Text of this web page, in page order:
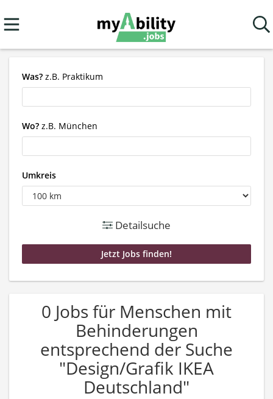
Was? z.B. Praktikum
Wo? z.B. München
Umkreis
Detailsuche
0 Jobs für Menschen mit
Behinderungen
entsprechend der Suche
"Design/Grafik IKEA
Deutschland"